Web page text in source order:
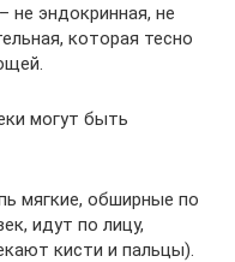
не эндокринная, не
которая тесно
могут быть
мягкие, обширные по
идут по лицу,
кисти и пальцы).